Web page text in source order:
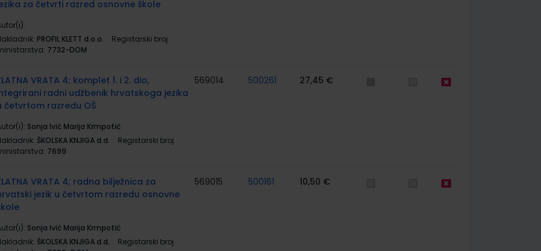
za četvrti razred osnovne škole
PROFIL KLETT d.o.o.
Registarski broj
7732-DOM
VRATA 4; komplet 1. i 2. dio,
radni udžbenik hrvatskoga jezika
četvrtom razredu OŠ
Sonja Ivić Marija Krmpotić
ŠKOLSKA KNJIGA d.d.
Registarski broj
7699
569014 500261 27,45 €
VRATA 4; radna bilježnica za
jezik u četvrtom razredu osnovne
Sonja Ivić Marija Krmpotić
ŠKOLSKA KNJIGA d.d.
Registarski broj
569015 500161 10,50 €